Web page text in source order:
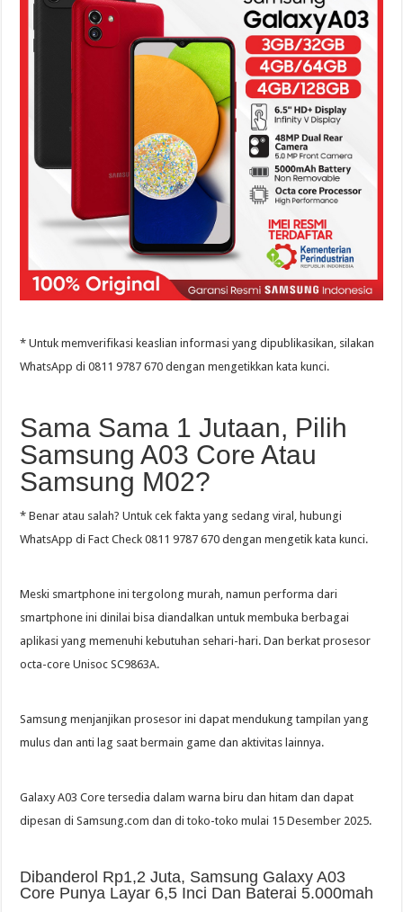
* Untuk memverifikasi keaslian informasi yang dipublikasikan, silakan
WhatsApp di 0811 9787 670 dengan mengetikkan kata kunci.
Sama Sama 1 Jutaan, Pilih
Samsung A03 Core Atau
Samsung M02?
* Benar atau salah? Untuk cek fakta yang sedang viral, hubungi
WhatsApp di Fact Check 0811 9787 670 dengan mengetik kata kunci.
Meski smartphone ini tergolong murah, namun performa dari
smartphone ini dinilai bisa diandalkan untuk membuka berbagai
aplikasi yang memenuhi kebutuhan sehari-hari. Dan berkat prosesor
octa-core Unisoc SC9863A.
Samsung menjanjikan prosesor ini dapat mendukung tampilan yang
mulus dan anti lag saat bermain game dan aktivitas lainnya.
Galaxy A03 Core tersedia dalam warna biru dan hitam dan dapat
dipesan di Samsung.com dan di toko-toko mulai 15 Desember 2025.
Dibanderol Rp1,2 Juta, Samsung Galaxy A03
Core Punya Layar 6,5 Inci Dan Baterai 5.000mah